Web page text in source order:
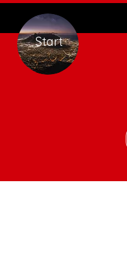
Start